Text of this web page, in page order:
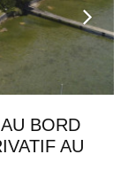
BORD
AU